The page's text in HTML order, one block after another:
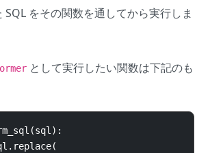
をその関数を通してから実行しま
として実行したい関数は下記のも
(sql ):
. replace(